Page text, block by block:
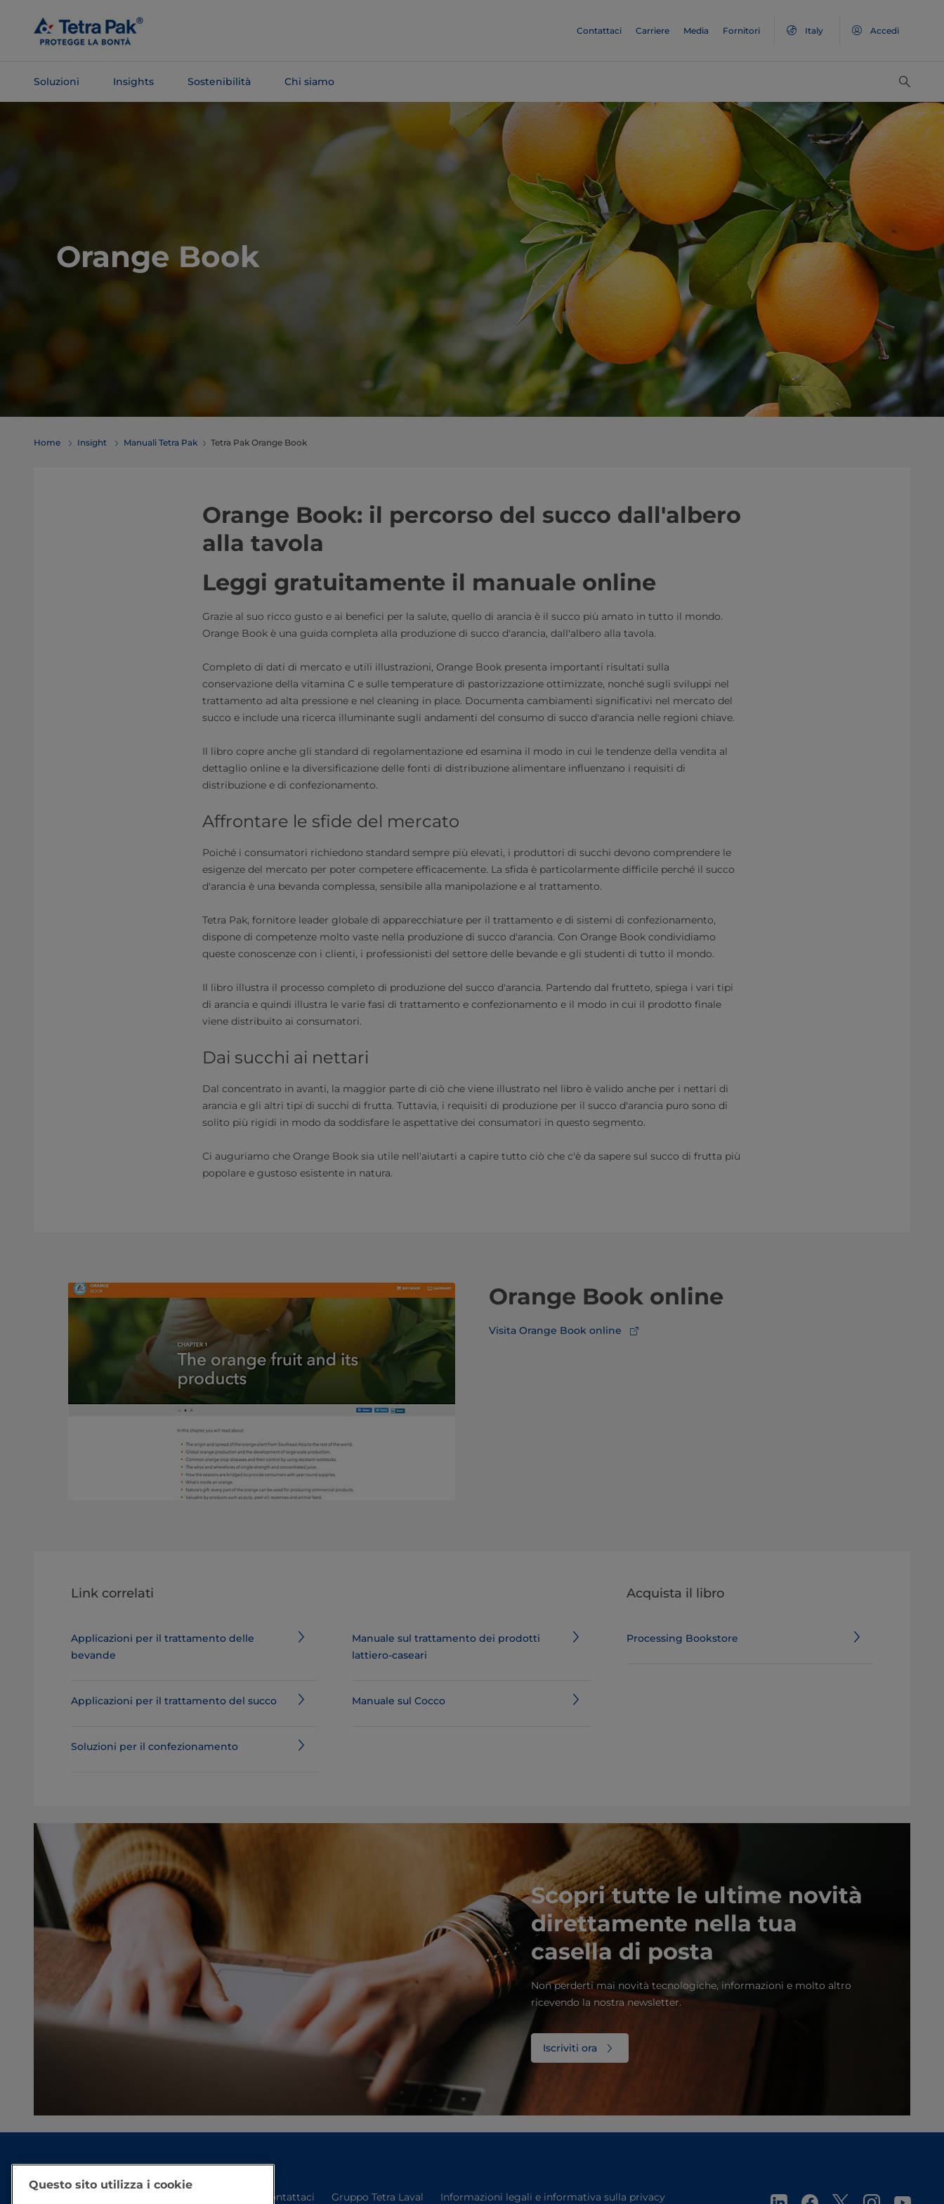
contenuto
principale
Contattaci Carriere Media Fornitori Italy Accedi
Soluzioni Insights Sostenibilità Chi siamo
Orange Book
Home Insight Manuali Tetra Pak Tetra Pak Orange Book
​​​​​​​​​​​​​Orange Book: il percorso del succo dall'albero
alla tavola​​​​​​
Leggi gratuitamente il manuale online
Grazie al suo ricco gusto e ai benefici per la salute, quello di arancia è il succo più amato in tutto il mondo.
Orange Book è una guida completa alla produzione di succo d'arancia, dall'albero alla tavola.
Completo di dati di mercato e utili illustrazioni, Orange Book presenta importanti risultati sulla
conservazione della vitamina C e sulle temperature di pastorizzazione ottimizzate, nonché sugli sviluppi nel
trattamento ad alta pressione e nel cleaning in place. Documenta cambiamenti significativi nel mercato del
succo e include una ricerca illuminante sugli andamenti del consumo di succo d'arancia nelle regioni chiave.
Il libro copre anche gli standard di regolamentazione ed esamina il modo in cui le tendenze della vendita al
dettaglio online e la diversificazione delle fonti di distribuzione alimentare influenzano i requisiti di
distribuzione e di confezionamento.
Affrontare le sfide del mercato
Poiché i consumatori richiedono standard sempre più elevati, i produttori di succhi devono comprendere le
esigenze del mercato per poter competere efficacemente. La sfida è particolarmente difficile perché il succo
d'arancia è una bevanda complessa, sensibile alla manipolazione e al trattamento.
Tetra Pak, fornitore leader globale di apparecchiature per il trattamento e di sistemi di confezionamento,
dispone di competenze molto vaste nella produzione di succo d'arancia. Con Orange Book condividiamo
queste conoscenze con i clienti, i professionisti del settore delle bevande e gli studenti di tutto il mondo.
Il libro illustra il processo completo di produzione del succo d'arancia. Partendo dal frutteto, spiega i vari tipi
di arancia e quindi illustra le varie fasi di trattamento e confezionamento e il modo in cui il prodotto finale
viene distribuito ai consumatori.
Dai succhi ai nettari
Dal concentrato in avanti, la maggior parte di ciò che viene illustrato nel libro è valido anche per i nettari di
arancia e gli altri tipi di succhi di frutta. Tuttavia, i requisiti di produzione per il succo d'arancia puro sono di
solito più rigidi in modo da soddisfare le aspettative dei consumatori in questo segmento.
Ci auguriamo che Orange Book sia utile nell'aiutarti a capire tutto ciò che c'è da sapere sul succo di frutta più
popolare e gustoso esistente in natura.
Orange Book online
Visita Orange Book online
Link correlati
Applicazioni per il trattamento delle
bevande
Applicazioni per il trattamento del succo
Soluzioni per il confezionamento
Manuale sul trattamento dei prodotti
lattiero-caseari
Manuale sul Cocco
Acquista il libro
Processing Bookstore
Scopri tutte le ultime novità
direttamente nella tua
casella di posta
Non perderti mai novità tecnologiche, informazioni e molto altro
ricevendo la nostra newsletter.
Iscriviti ora
Contattaci Gruppo Tetra Laval Informazioni legali e informativa sulla privacy
Questo sito utilizza i cookie